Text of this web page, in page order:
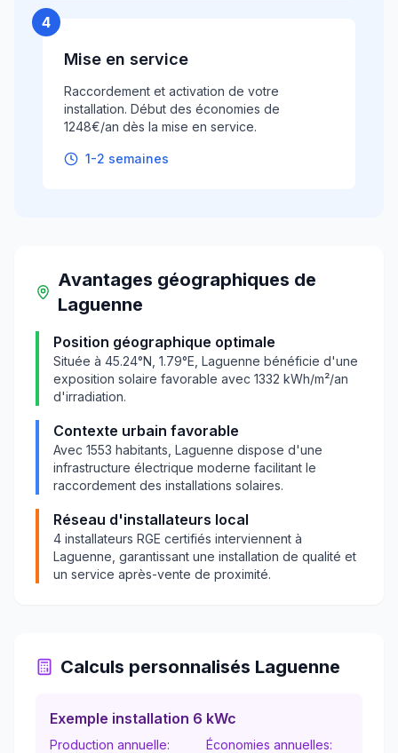
4
Mise en service
Raccordement et activation de votre
installation. Début des économies de
1248€/an dès la mise en service.
1-2 semaines
Avantages géographiques de
Laguenne
Position géographique optimale
Située à 45.24°N, 1.79°E, Laguenne bénéficie d'une
exposition solaire favorable avec 1332 kWh/m²/an
d'irradiation.
Contexte urbain favorable
Avec 1553 habitants, Laguenne dispose d'une
infrastructure électrique moderne facilitant le
raccordement des installations solaires.
Réseau d'installateurs local
4 installateurs RGE certifiés interviennent à
Laguenne , garantissant une installation de qualité et
un service après-vente de proximité.
Calculs personnalisés Laguenne
Exemple installation 6 kWc
Production annuelle:
Économies annuelles: